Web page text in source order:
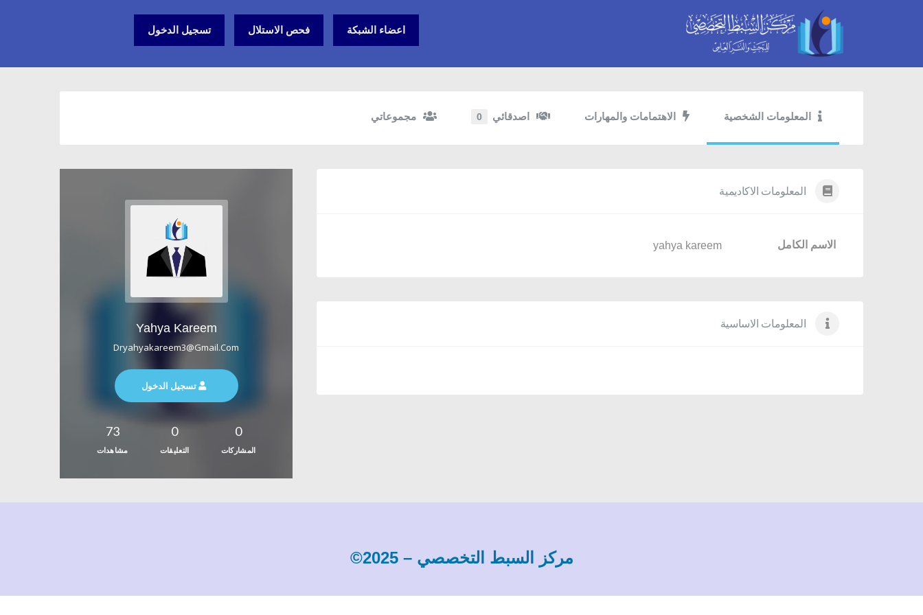
اعضاء الشبكة فحص الاستلال تسجيل الدخول
المعلومات الشخصية الاهتمامات والمهارات اصدقائي 0 مجموعاتي
Yahya Kareem
Dryahyakareem3@gmail.com
تسجيل الدخول
0
المشاركات
0
التعليقات
73
مشاهدات
المعلومات الاكاديمية
الاسم الكامل yahya kareem
المعلومات الاساسية
مركز السبط التخصصي – 2025©